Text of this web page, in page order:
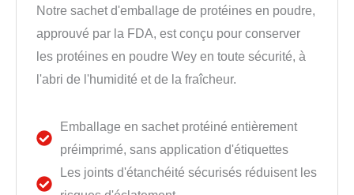
Notre sachet d'emballage de protéines en poudre,
approuvé par la FDA, est conçu pour conserver
les protéines en poudre Wey en toute sécurité, à
l'abri de l'humidité et de la fraîcheur.
Emballage en sachet protéiné entièrement
préimprimé, sans application d'étiquettes
Les joints d'étanchéité sécurisés réduisent les